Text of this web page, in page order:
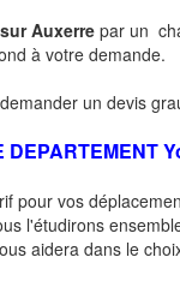
Auxerrepar un
à votre demande.
demander un devis
DEPARTEMENT
pour vos
l'étudirons
aidera dans le